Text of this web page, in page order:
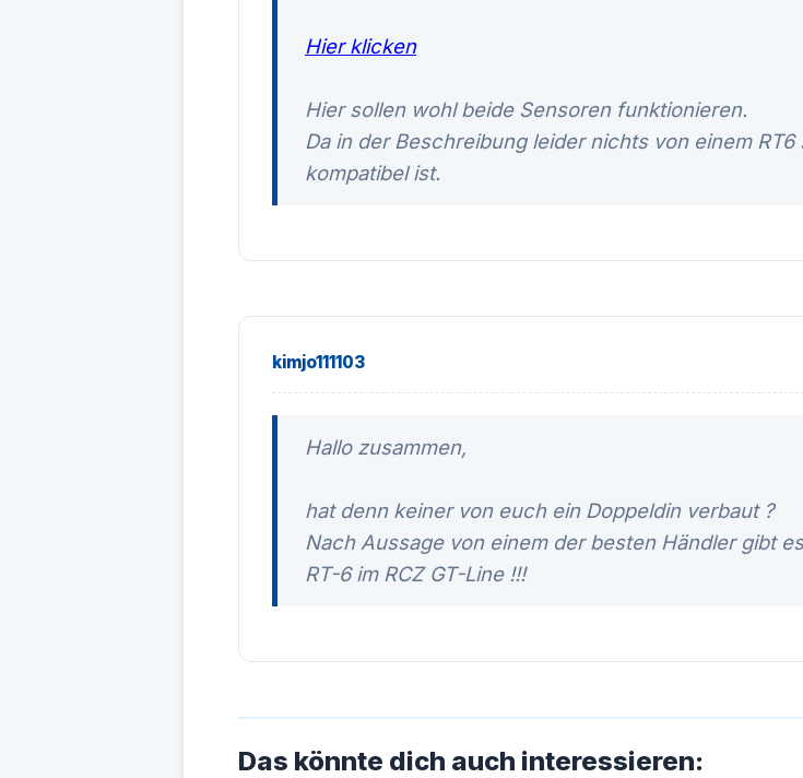
Hier klicken
Hier sollen wohl beide Sensoren funktionieren.
Da in der Beschreibung leider nichts von einem
kompatibel ist.
kimjo111103
Hallo zusammen,
hat denn keiner von euch ein Doppeldin verbaut ?
Nach Aussage von einem der besten Händler gibt
RT-6 im RCZ GT-Line !!!
Das könnte dich auch interessieren: